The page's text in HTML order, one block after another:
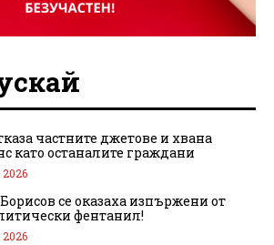
частните джетове и хвана
като останалите граждани
се оказаха изпържени от
фентанил!